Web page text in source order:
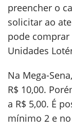
preencher o
solicitar ao
pode comprar
Unidades
Na Mega-
R$ 10,00.
a R$ 5,00. É
mínimo 2 e